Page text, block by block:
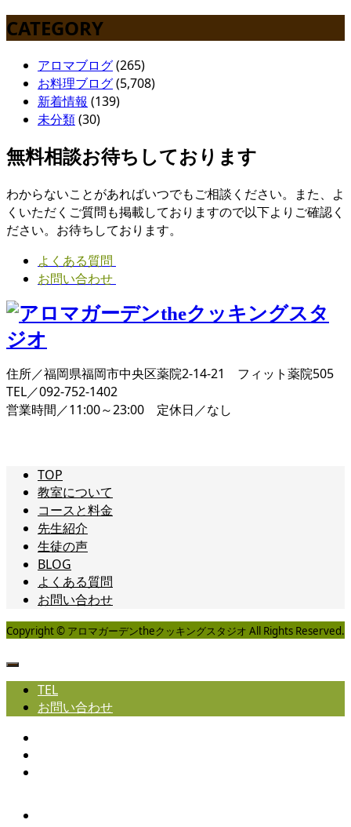
CATEGORY
アロマブログ(265)
お料理ブログ(5,708)
新着情報 (139)
未分類(30)
無料相談お待ちしております
わからないことがあればいつでもご相談ください。また、よ
くいただくご質問も掲載しておりますので以下よりご確認く
ださい。お待ちしております。
よくある質問
お問い合わせ
住所／福岡県福岡市中央区薬院2-14-21 フィット薬院505
TEL／092-752-1402
営業時間／11:00～23:00 定休日／なし
TOP
教室について
コースと料金
先生紹介
生徒の声
BLOG
よくある質問
お問い合わせ
Copyright © アロマガーデンtheクッキングスタジオ All Rights Reserved.
TEL
お問い合わせ